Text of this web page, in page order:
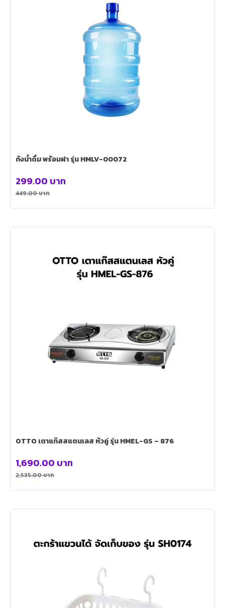
ถังน้ำดื่ม พร้อมฝา รุ่น HMLV-00072
449.00บาท
299.00 บาท
OTTO เตาแก๊สสแตนเลส หัวคู่ รุ่น HMEL-GS – 876
2,535.00บาท
1,690.00 บาท